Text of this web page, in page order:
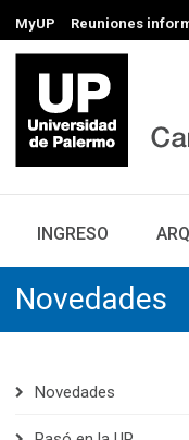
MyUP Reuniones
INGRESO
Novedades
Novedades